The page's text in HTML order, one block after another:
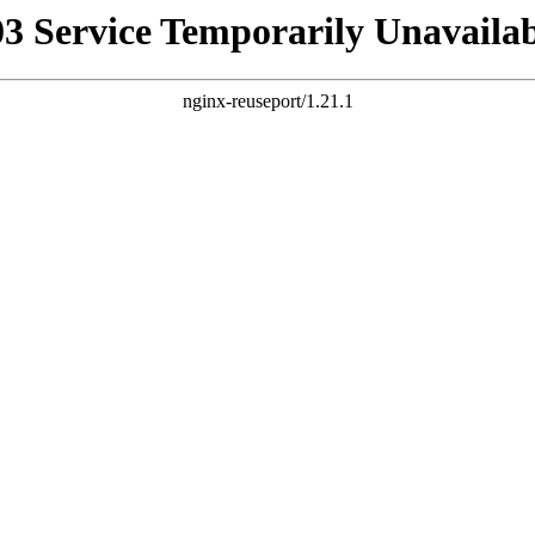
Service Temporarily
nginx-reuseport/1.21.1